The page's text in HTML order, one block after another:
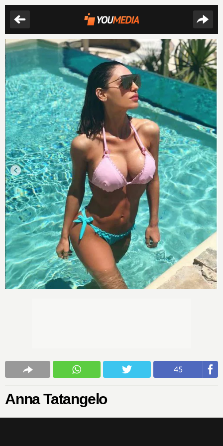
45
Anna Tatangelo